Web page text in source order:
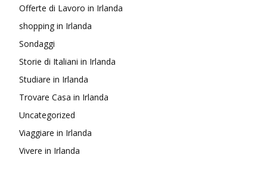
Offerte di Lavoro in Irlanda
shopping in Irlanda
Sondaggi
Storie di Italiani in Irlanda
Studiare in Irlanda
Trovare Casa in Irlanda
Uncategorized
Viaggiare in Irlanda
Vivere in Irlanda